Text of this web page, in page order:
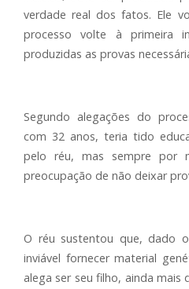
verdade real dos fatos. Ele
processo volte à primeira
produzidas as provas
Segundo alegações do
com 32 anos, teria tido
pelo réu, mas sempre por
preocupação de não deixar
O réu sustentou que, dado
inviável fornecer material
alega ser seu filho, ainda mais